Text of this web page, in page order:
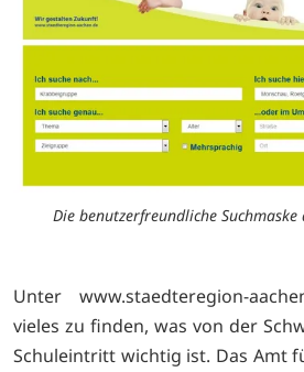
Die benutzerfreundliche Suchmaske
Unter www.staedteregion-
vieles zu finden, was von der
Schuleintritt wichtig ist. Das Amt